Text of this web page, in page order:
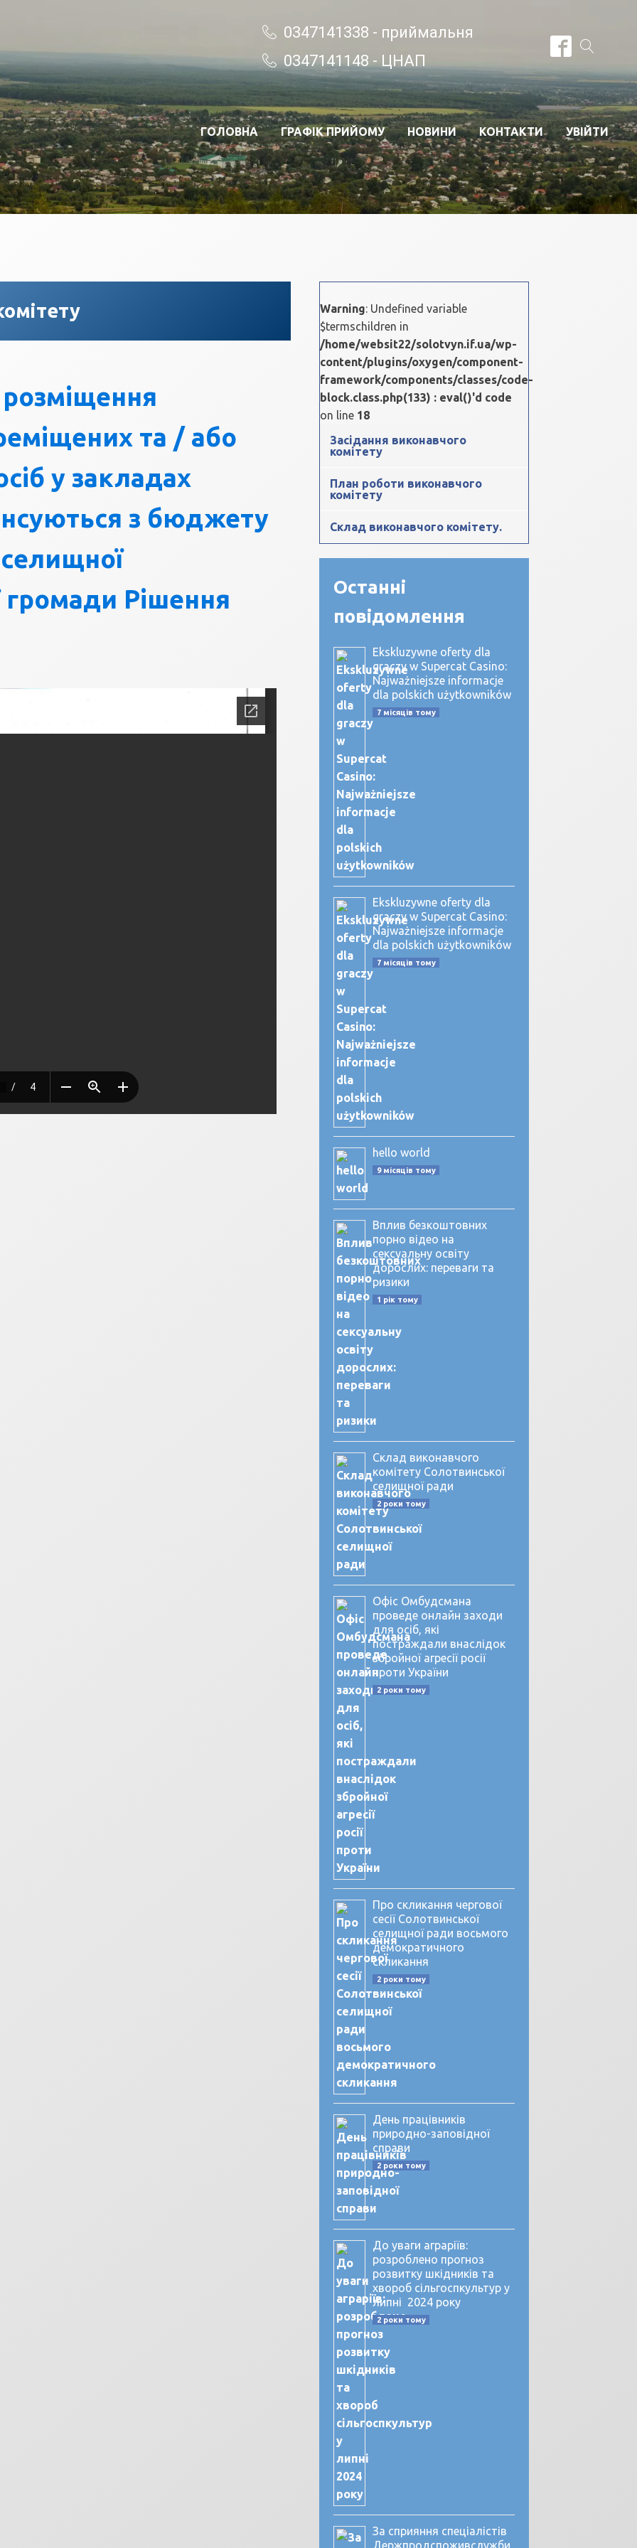
0347141338 - приймальня
0347141148 - ЦНАП
ГОЛОВНА ГРАФІК ПРИЙОМУ НОВИНИ КОНТАКТИ УВІЙТИ
та / або
у закладах
з бюджету
громади Рішення
Warning: Undefined variable
$termschildren in
/home/websit22/solotvyn.if.ua/wp-
content/plugins/oxygen/component-
framework/components/classes/code-
block.class.php(133) : eval()'d code
on line 18
Засідання виконавчого
комітету
План роботи виконавчого
комітету
Склад виконавчого комітету.
Останні
повідомлення
Ekskluzywne oferty dla
graczy w Supercat Casino:
Najważniejsze informacje
dla polskich użytkowników
7 місяців тому
Ekskluzywne oferty dla
graczy w Supercat Casino:
Najważniejsze informacje
dla polskich użytkowników
7 місяців тому
hello world
9 місяців тому
Вплив безкоштовних
порно відео на
сексуальну освіту
дорослих: переваги та
ризики
1 рік тому
Склад виконавчого
комітету Солотвинської
селищної ради
2 роки тому
Офіс Омбудсмана
проведе онлайн заходи
для осіб, які
постраждали внаслідок
збройної агресії росії
проти України
2 роки тому
Про скликання чергової
сесії Солотвинської
селищної ради восьмого
демократичного
скликання
2 роки тому
День працівників
природно-заповідної
справи
2 роки тому
До уваги аграріїв:
розроблено прогноз
розвитку шкідників та
хвороб сільгоспкультур у
липні 2024 року
2 роки тому
За сприяння спеціалістів
Держпродспоживслужби